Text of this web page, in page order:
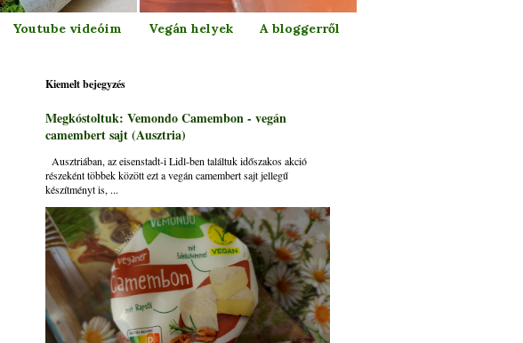
Youtube videóim Vegán helyek A bloggerről
Kiemelt bejegyzés
Megkóstoltuk: Vemondo Camembon - vegán
camembert sajt (Ausztria)
Ausztriában, az eisenstadt-i Lidl-ben találtuk időszakos akció
részeként többek között ezt a vegán camembert sajt jellegű
készítményt is, ...